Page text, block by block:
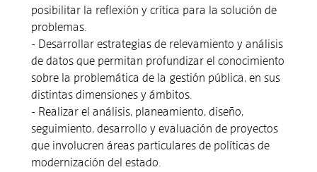
posibilitar la reflexión y crítica para la solución de
problemas.
- Desarrollar estrategias de relevamiento y análisis
de datos que permitan profundizar el conocimiento
sobre la problemática de la gestión pública, en sus
distintas dimensiones y ámbitos.
- Realizar el análisis, planeamiento, diseño,
seguimiento, desarrollo y evaluación de proyectos
que involucren áreas particulares de políticas de
modernización del estado.